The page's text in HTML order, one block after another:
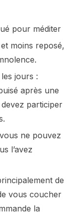
pour méditer
moins reposé,
jours :
après une
participer
ne pouvez
l’avez
de
vous coucher
la